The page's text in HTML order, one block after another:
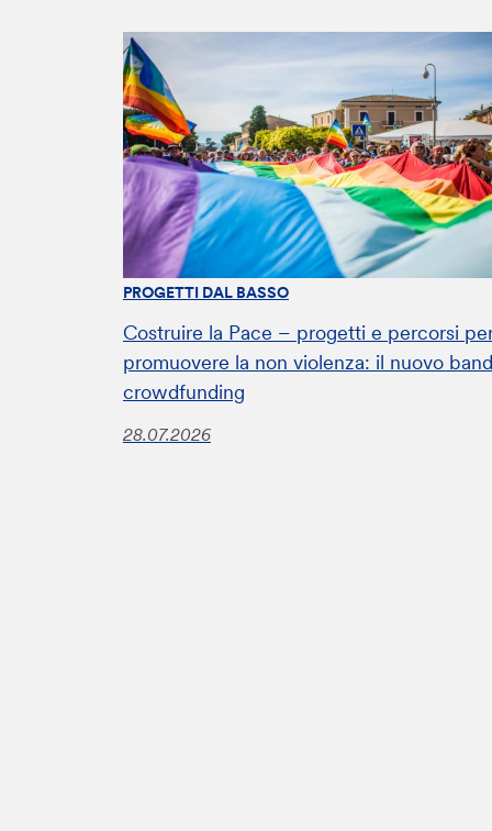
PROGETTI DAL BASSO
Costruire la Pace – progetti e percorsi
promuovere la non violenza: il nuovo
crowdfunding
28.07.2026